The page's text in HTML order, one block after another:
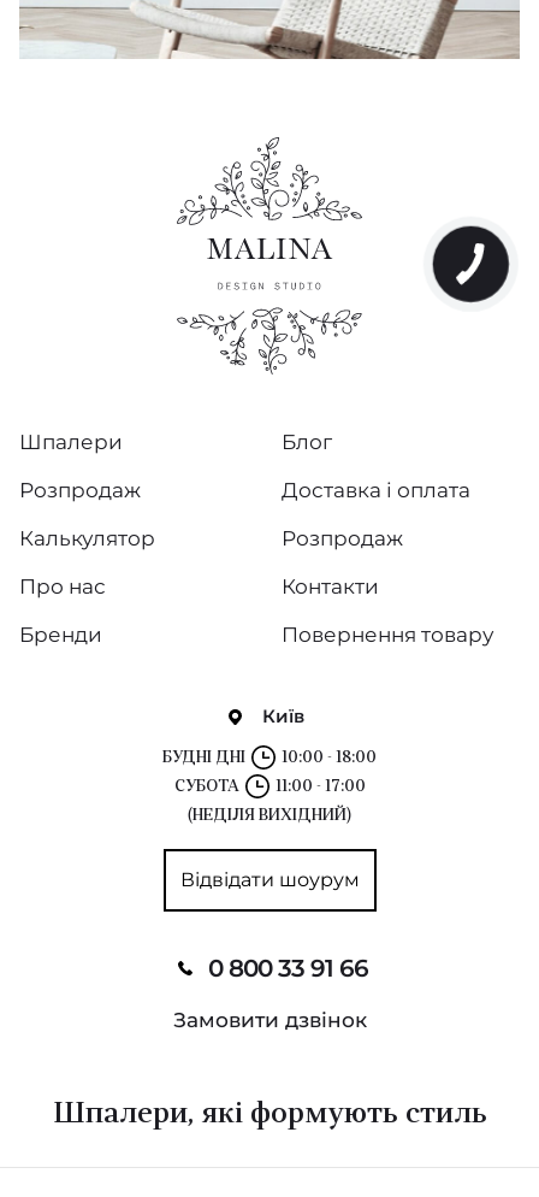
Київ
БУДНІ ДНІ
10:00 - 18:00
СУБОТА
11:00 - 17:00
(НЕДІЛЯ ВИХІДНИЙ)
Відвідати шоурум
0 800 33 91 66
Замовити дзвінок
Шпалери
Розпродаж
Калькулятор
Про нас
Бренди
Блог
Доставка і оплата
Розпродаж
Контакти
Повернення товару
Шпалери, які формують стиль